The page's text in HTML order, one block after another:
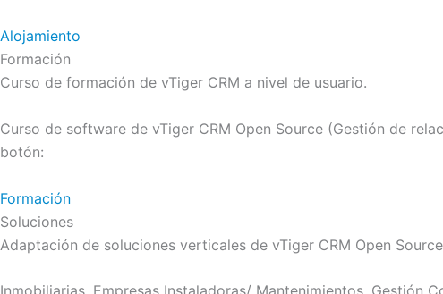
Alojamiento
Formación
Curso de formación de vTiger CRM a nivel de usuario.
Curso de software de vTiger CRM Open Source (Gestión de
botón:
Formación
Soluciones
Adaptación de soluciones verticales de vTiger CRM Open